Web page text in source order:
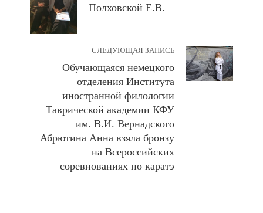
Полховской Е.В.
СЛЕДУЮЩАЯ ЗАПИСЬ
Обучающаяся немецкого
отделения Института
иностранной филологии
Таврической академии КФУ
им. В.И. Вернадского
Абрютина Анна взяла бронзу
на Всероссийских
соревнованиях по каратэ